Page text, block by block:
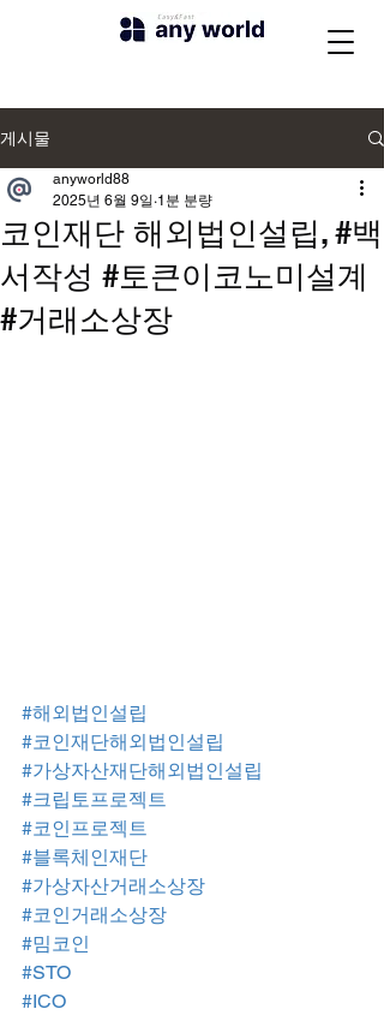
게시물
코인재단 해외법인설립, #백
서작성 #토큰이코노미설계
#거래소상장
anyworld88
2025년 6월 9일 1분 분량
#해외법인설립
#코인재단해외법인설립
#가상자산재단해외법인설립
#크립토프로젝트
#코인프로젝트
#블록체인재단
#가상자산거래소상장
#코인거래소상장
#밈코인
#STO
#ICO